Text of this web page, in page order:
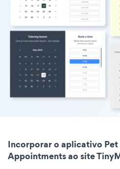
Incorporar o aplicativo
Appointments ao site